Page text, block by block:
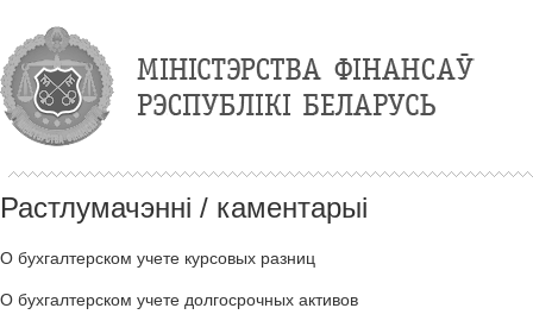
Растлумачэнні / каментарыі
О бухгалтерском учете курсовых разниц
О бухгалтерском учете долгосрочных активов